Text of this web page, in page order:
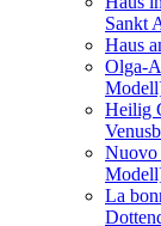
Sankt
Haus
Olga-
Heilig
Nuovo
La